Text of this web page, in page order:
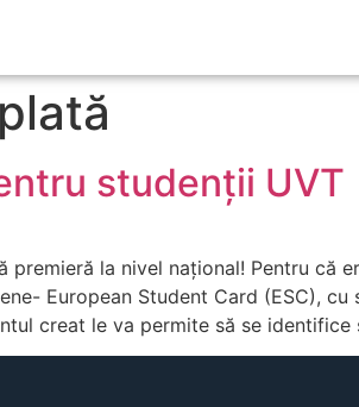
studenții UVT
premieră la nivel național! Pentru că
European Student Card (ESC),
creat le va permite să se